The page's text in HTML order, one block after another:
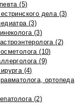
(5)
дела (3)
(3)
(3)
(2)
(10)
(9)
(4)
ортопеда
(2)